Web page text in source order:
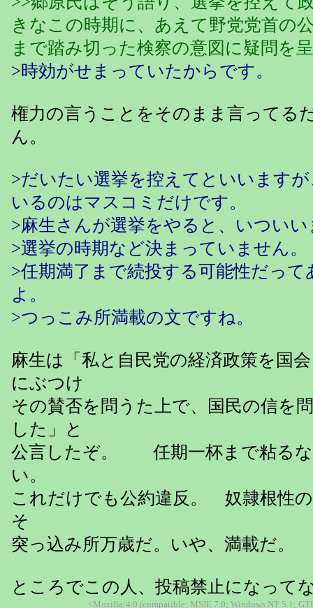
きなこの時期に、あえて野党党首の
まで踏み切った検察の意図に疑問を
>時効がせまっていたからです。
権力の言うことをそのまま言ってる
ん。
>だいたい選挙を控えてといいます
いるのはマスコミだけです。
>麻生さんが選挙をやると、いつい
>選挙の時期など決まっていません。
>任期満了まで続投する可能性だっ
よ。
>つっこみ所満載の文ですね。
麻生は「私と自民党の経済政策を国
にぶつけ
その賛否を問うた上で、国民の信を
した」と
公言したぞ。 任期一杯まで粘るな
い。
これだけでも公約違反。 奴隷根性
そ
突っ込み所万歳だ。いや、満載だ。
ところでこの人、投稿禁止になって
<Mozilla/4.0 (compatible; MSIE 7.0; Windows NT 5.1;